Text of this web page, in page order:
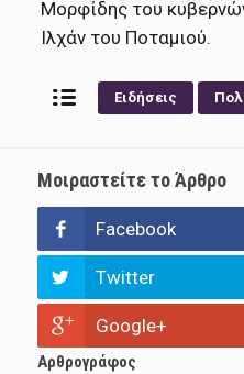
Μορφίδης του
Ιλχάν του Ποταμιού.
Ειδήσεις
Μοιραστείτε το Άρθρο
Facebook
Twitter
Google+
Αρθρογράφος